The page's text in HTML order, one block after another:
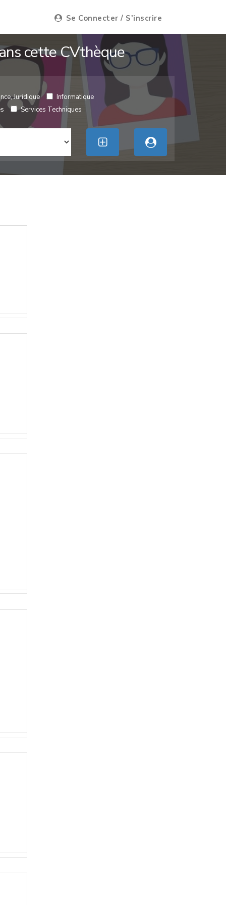
Se Connecter / S'inscrire
cette CVthèque
Juridique
Informatique
Services Techniques